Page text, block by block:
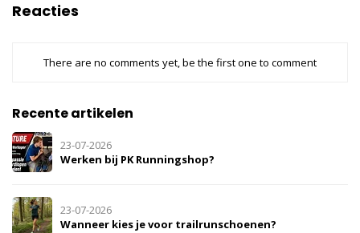
Reacties
There are no comments yet, be the first one to comment
Recente artikelen
23-07-2026
Werken bij PK Runningshop?
23-07-2026
Wanneer kies je voor trailrunschoenen?